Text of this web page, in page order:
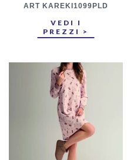
ART KAREKI1099PLD
VEDI I
PREZZI >